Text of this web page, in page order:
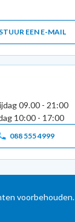
STUUR EEN E-MAIL
09.00 - 21:00
10:00 - 17:00
088 555 4999
voorbehouden.